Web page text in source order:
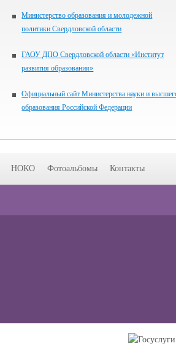
Министерство образования и молодежной
политики Свердловской области
ГАОУ ДПО Свердловской области «Институт
развития образования»
Официальный сайт Министерства науки и
образования Российской Федерации
НОКО Фотоальбомы Контакты